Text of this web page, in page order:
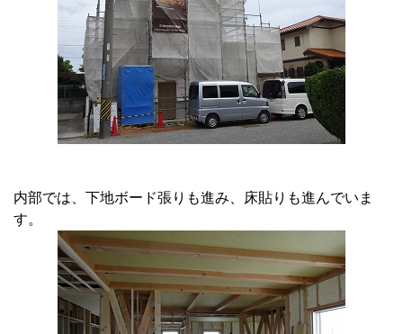
内部では、下地ボード張りも進み、床貼りも進んでいま
す。